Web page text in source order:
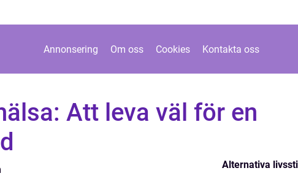
Annonsering Om oss Cookies Kontakta oss
Att leva väl för en
Alternativa